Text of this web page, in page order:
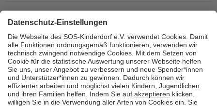
Hauswirtschafterin / Köchin (m/w/d) als
Ausbilderin (m/w/d) im Bereich
Nahrungszubereitung
in Vollzeit (38,5 Std./Wo.), SOS-Kinderdorf
Saarbrücken, Saarbrücken